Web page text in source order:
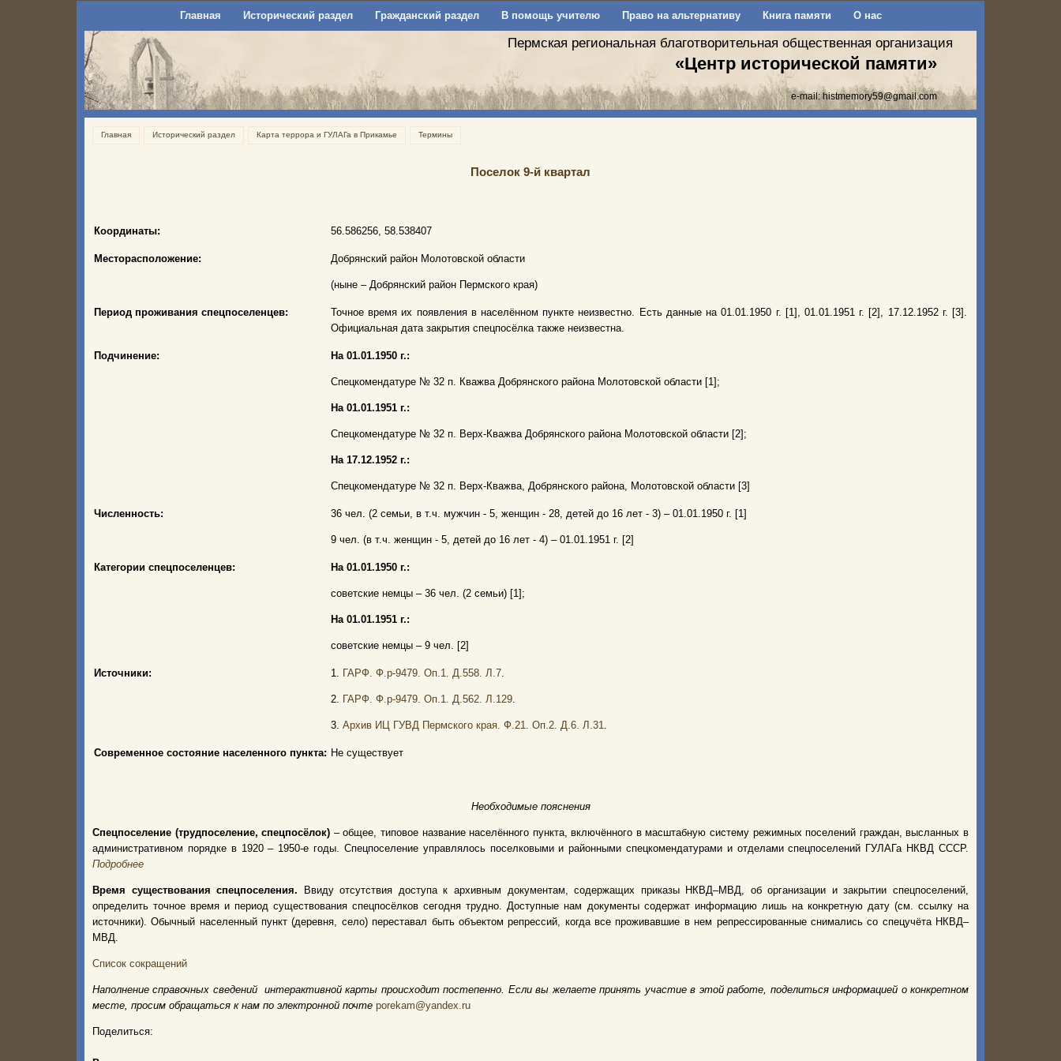
Главная Исторический раздел Гражданский раздел В помощь учителю Право на альтернативу Книга памяти О нас
Пермская региональная благотворительная общественная организация
«Центр исторической памяти»
e-mail:histmemory59@gmail.com
Главная Исторический раздел Карта террора и ГУЛАГа в Прикамье Термины
Поселок 9-й квартал
Координаты: 56.586256, 58.538407
Месторасположение: Добрянский район Молотовской области
(ныне – Добрянский район Пермского края)
Период проживания спецпоселенцев:
Точное время их появления в населённом пункте неизвестно. Есть данные на 01.01.1950 г. [1], 01.01.1951 г. [2], 17.12.1952 г. [3].
Официальная дата закрытия спецпосёлка также неизвестна.
Подчинение: На 01.01.1950 г.:
Спецкомендатуре № 32 п. Кважва Добрянского района Молотовской области [1];
На 01.01.1951 г.:
Спецкомендатуре № 32 п. Верх-Кважва Добрянского района Молотовской области [2];
На 17.12.1952 г.:
Спецкомендатуре № 32 п. Верх-Кважва, Добрянского района, Молотовской области [3]
Численность: 36 чел. (2 семьи, в т.ч. мужчин - 5, женщин - 28, детей до 16 лет - 3) – 01.01.1950 г. [1]
9 чел. (в т.ч. женщин - 5, детей до 16 лет - 4) – 01.01.1951 г. [2]
Категории спецпоселенцев: На 01.01.1950 г.:
советские немцы – 36 чел. (2 семьи) [1];
На 01.01.1951 г.:
советские немцы – 9 чел. [2]
Источники: 1. ГАРФ. Ф.р-9479. Оп.1. Д.558. Л.7.
2. ГАРФ. Ф.р-9479. Оп.1. Д.562. Л.129.
3. Архив ИЦ ГУВД Пермского края. Ф.21. Оп.2. Д.6. Л.31.
Современное состояние населенного пункта: Не существует
Необходимые пояснения
Спецпоселение (трудпоселение, спецпосёлок) – общее, типовое название населённого пункта, включённого в масштабную систему режимных поселений граждан, высланных в
административном порядке в 1920 – 1950-е годы. Спецпоселение управлялось поселковыми и районными спецкомендатурами и отделами спецпоселений ГУЛАГа НКВД СССР.
Подробнее
Время существования спецпоселения.
Ввиду отсутствия доступа к архивным документам, содержащих приказы НКВД–МВД, об организации и закрытии спецпоселений,
определить точное время и период существования спецпосёлков сегодня трудно. Доступные нам документы содержат информацию лишь на конкретную дату (см. ссылку на
источники). Обычный населенный пункт (деревня, село) переставал быть объектом репрессий, когда все проживавшие в нем репрессированные снимались со спецучёта НКВД–
МВД.
Список сокращений
Наполнение справочных сведений интерактивной карты происходит постепенно. Если вы желаете принять участие в этой работе, поделиться информацией о конкретном
месте, просим обращаться к нам по электронной почте porekam@yandex.ru
Поделиться: